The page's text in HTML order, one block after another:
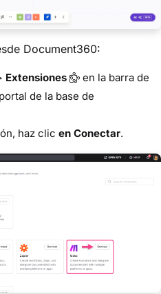
Document360:
Extensiones
en la barra de
de la base de
haz clic en Conectar.